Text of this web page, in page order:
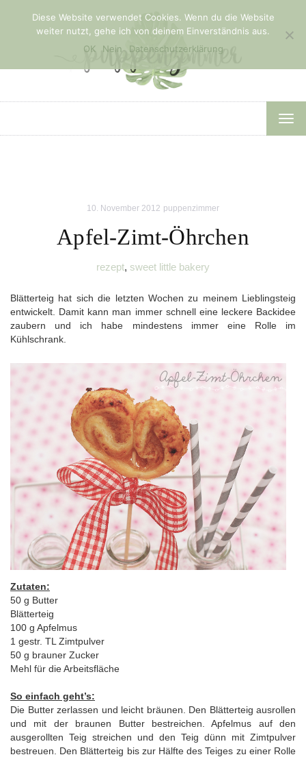
10. November 2012 puppenzimmer
Apfel-Zimt-Öhrchen
rezept, sweet little bakery
Blätterteig hat sich die letzten Wochen zu meinem Lieblingsteig
entwickelt. Damit kann man immer schnell eine leckere Backidee
zaubern und ich habe mindestens immer eine Rolle im
Kühlschrank.
Zutaten:
50 g Butter
Blätterteig
100 g Apfelmus
1 gestr. TL Zimtpulver
50 g brauner Zucker
Mehl für die Arbeitsfläche
So einfach geht’s:
Die Butter zerlassen und leicht bräunen. Den Blätterteig ausrollen
und mit der braunen Butter bestreichen. Apfelmus auf den
ausgerollten Teig streichen und den Teig dünn mit Zimtpulver
bestreuen. Den Blätterteig bis zur Hälfte des Teiges zu einer Rolle
Diese Website verwendet Cookies. Wenn du die Website
weiter nutzt, gehe ich von deinem Einverständnis aus.
OK
Nein Datenschutzerklärung